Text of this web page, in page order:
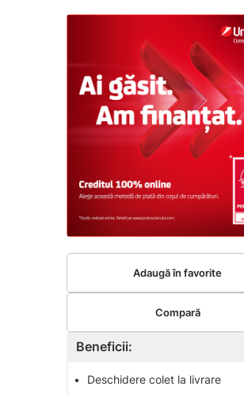
Beneficii:
•
Deschidere colet la livrare
Adaugă în favorite
Compară